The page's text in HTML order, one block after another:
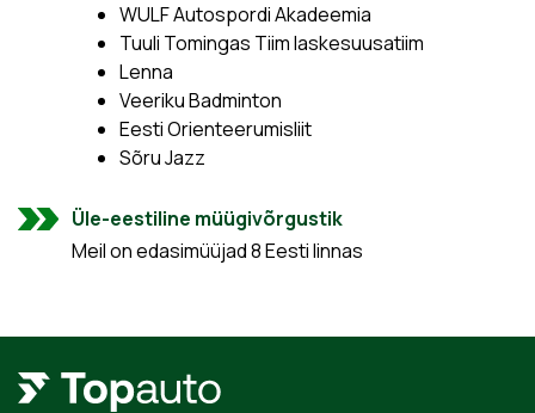
WULF Autospordi Akadeemia
Tuuli Tomingas Tiim laskesuusatiim
Lenna
Veeriku Badminton
Eesti Orienteerumisliit
Sõru Jazz
Üle-eestiline müügivõrgustik
Meil on edasimüüjad 8 Eesti linnas